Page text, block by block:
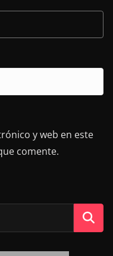
y web en este
comente.